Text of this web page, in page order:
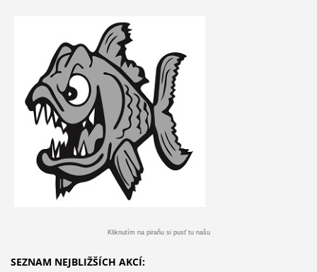
Kliknutím na piraňu si pusť tu našu
SEZNAM NEJBLIŽŠÍCH AKCÍ: